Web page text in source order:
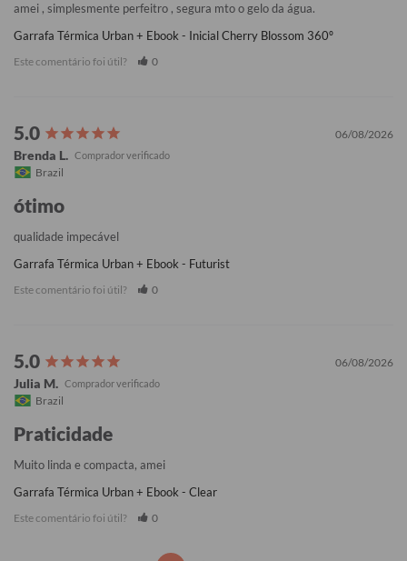
amei , simplesmente perfeitro , segura mto o gelo da água.
Garrafa Térmica Urban + Ebook - Inicial Cherry Blossom 360º
Este comentário foi útil? 0
06/08/2026
Brenda L.
Brazil
ótimo
qualidade impecável
Garrafa Térmica Urban + Ebook - Futurist
Este comentário foi útil? 0
06/08/2026
Julia M.
Brazil
Praticidade
Muito linda e compacta, amei
Garrafa Térmica Urban + Ebook - Clear
Este comentário foi útil? 0